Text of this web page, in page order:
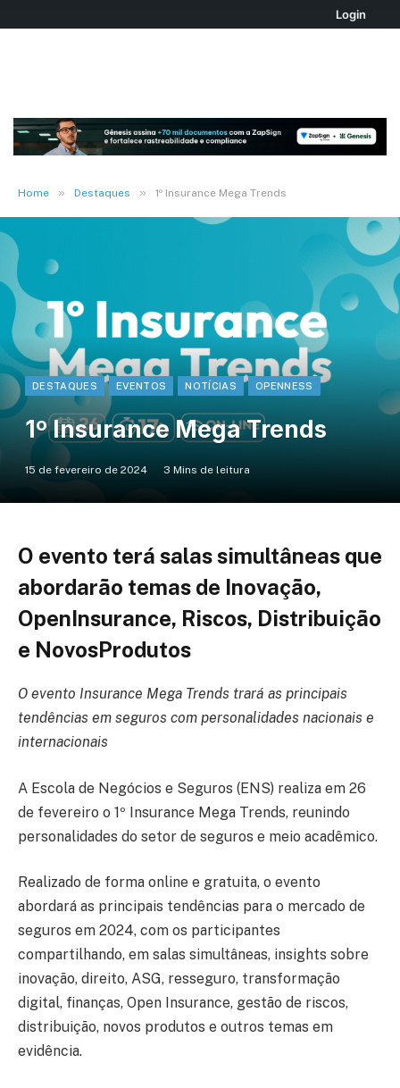
Login
Home » Destaques » 1º Insurance Mega Trends
DESTAQUES EVENTOS NOTÍCIAS OPENNESS
1º Insurance Mega Trends
15 de fevereiro de 2024 3 Mins de leitura
O evento terá salas simultâneas que
abordarão temas de Inovação,
OpenInsurance, Riscos, Distribuição
e NovosProdutos
O evento Insurance Mega Trends trará as principais
tendências em seguros com personalidades nacionais e
internacionais
A Escola de Negócios e Seguros (ENS) realiza em 26
de fevereiro o 1º Insurance Mega Trends, reunindo
personalidades do setor de seguros e meio acadêmico.
Realizado de forma online e gratuita, o evento
abordará as principais tendências para o mercado de
seguros em 2024, com os participantes
compartilhando, em salas simultâneas, insights sobre
inovação, direito, ASG, resseguro, transformação
digital, finanças, Open Insurance, gestão de riscos,
distribuição, novos produtos e outros temas em
evidência.